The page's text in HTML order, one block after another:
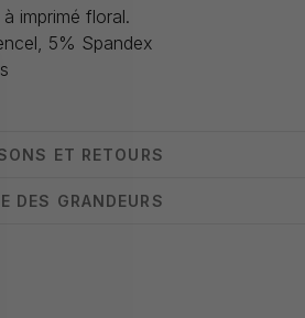
imprimé floral.
5% Spandex
ET RETOURS
DES GRANDEURS